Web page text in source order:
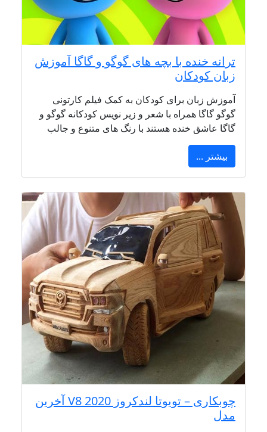
ترانه خنده با بچه های گوگو و گاگا آموزش
زبان کودکان
آموزش زبان برای کودکان به کمک فیلم کارتونی
گوگو گاگا همراه با شعر و زیر نویس کودکانه گوگو و
گاگا عاشق خنده هستند با رنگ های متنوع و جالب
بیشتر ...
چوبکاری – تویوتا لندکروز V8 2020 آخرین
مدل